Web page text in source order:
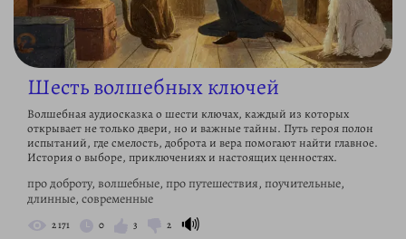
Шесть волшебных ключей
Волшебная аудиосказка о шести ключах, каждый из которых
открывает не только двери, но и важные тайны. Путь героя полон
испытаний, где смелость, доброта и вера помогают найти главное.
История о выборе, приключениях и настоящих ценностях.
про доброту, волшебные, про путешествия, поучительные,
длинные, современные
2 171 0 3 2 🔊